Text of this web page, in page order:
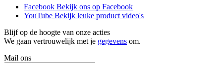
Facebook Bekijk ons op Facebook
YouTube Bekijk leuke product video's
Blijf op de hoogte van onze acties
We gaan vertrouwelijk met je gegevens om.
Mail ons